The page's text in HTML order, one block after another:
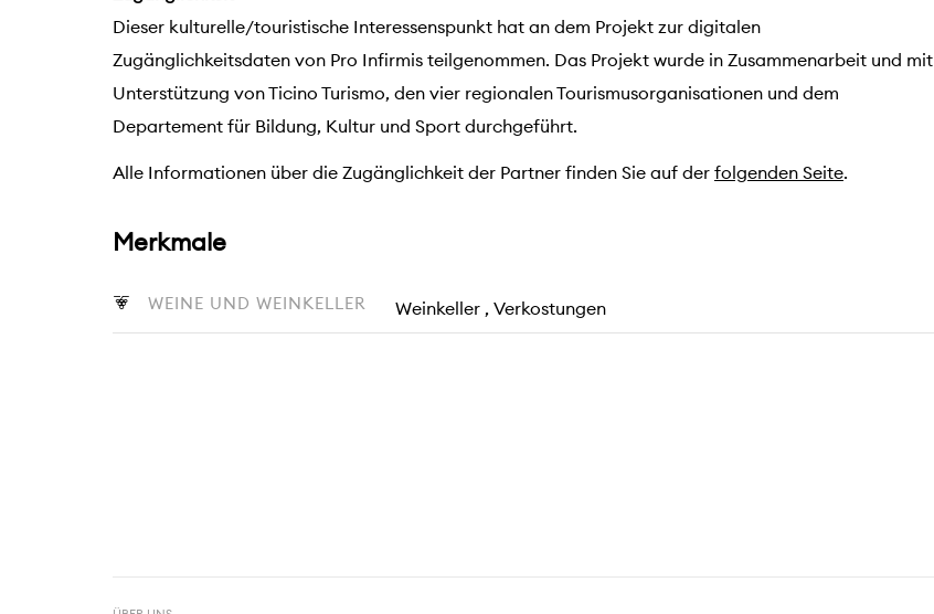
Dieser kulturelle/touristische Interessenspunkt hat an dem Projekt zur digitalen
Zugänglichkeitsdaten von Pro Infirmis teilgenommen. Das Projekt wurde in Zusammenarbeit und mit
Unterstützung von Ticino Turismo, den vier regionalen Tourismusorganisationen und dem
Departement für Bildung, Kultur und Sport durchgeführt.
Alle Informationen über die Zugänglichkeit der Partner finden Sie auf der folgenden Seite.
Merkmale
WEINE UND WEINKELLER Weinkeller , Verkostungen